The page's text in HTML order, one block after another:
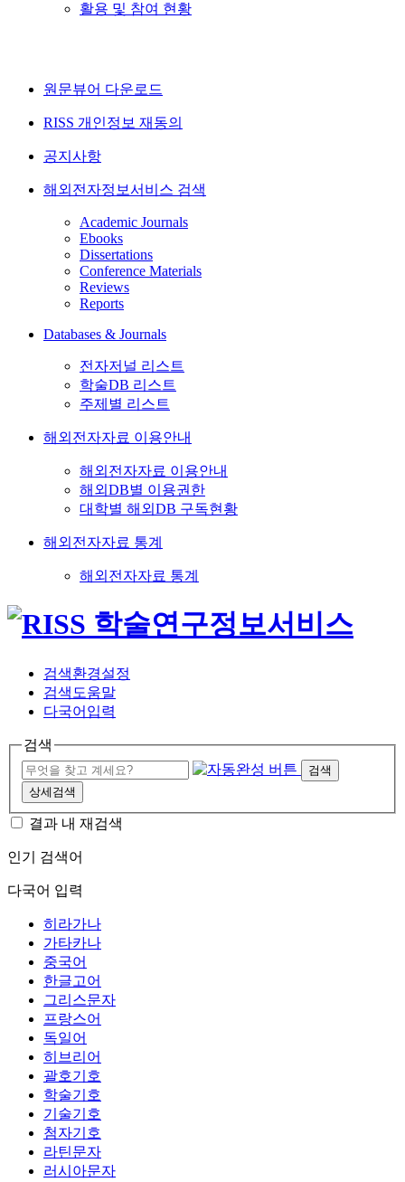
활용 및 참여 현황
원문뷰어 다운로드
RISS 개인정보 재동의
공지사항
해외전자정보서비스 검색
Academic Journals
Ebooks
Dissertations
Conference Materials
Reviews
Reports
Databases & Journals
전자저널 리스트
학술DB 리스트
주제별 리스트
해외전자자료 이용안내
해외전자자료 이용안내
해외DB별 이용권한
대학별 해외DB 구독현황
해외전자자료 통계
해외전자자료 통계
검색환경설정
검색도움말
다국어입력
검색
검색
상세검색
결과 내 재검색
인기 검색어
다국어 입력
히라가나
가타카나
중국어
한글고어
그리스문자
프랑스어
독일어
히브리어
괄호기호
학술기호
기술기호
첨자기호
라틴문자
러시아문자